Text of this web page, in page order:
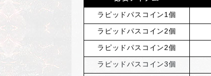
ラピッドパスコイン1個
ラピッドパスコイン2個
ラピッドパスコイン2個
ラピッドパスコイン3個